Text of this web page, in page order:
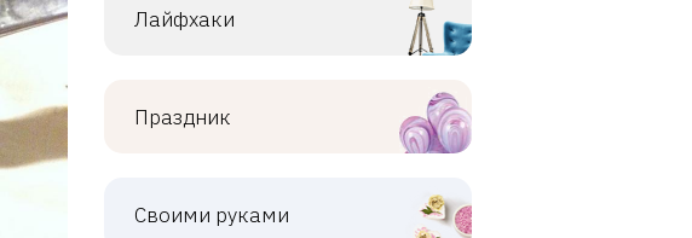
Лайфхаки
Праздник
Своими руками